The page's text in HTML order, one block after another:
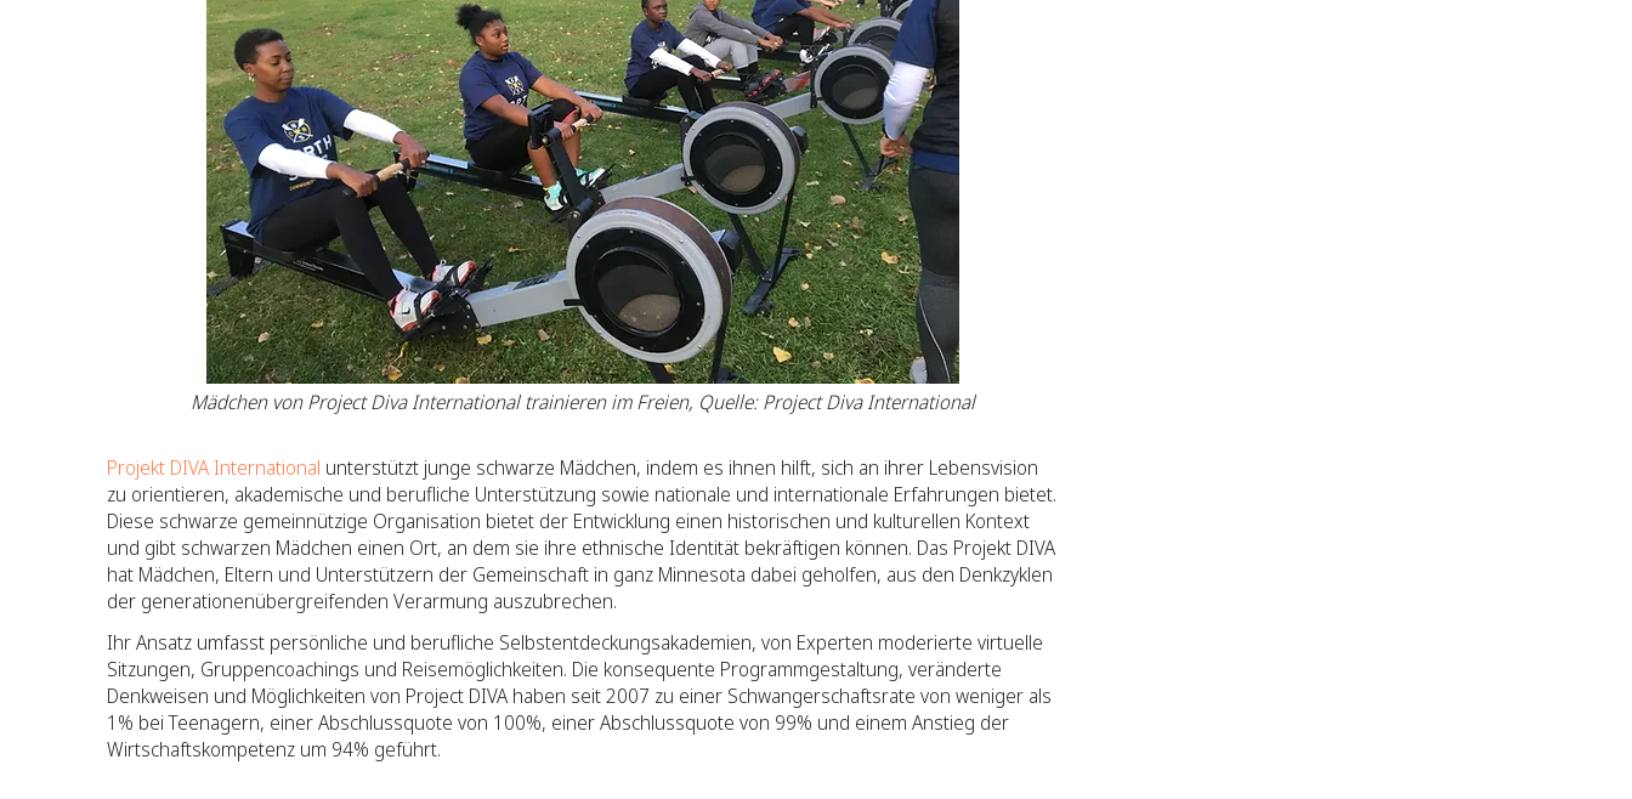
Mädchen von Project Diva International trainieren im Freien, Quelle: Project Diva International
Projekt DIVA International unterstützt junge schwarze Mädchen, indem es ihnen hilft, sich an ihrer Lebensvision
zu orientieren, akademische und berufliche Unterstützung sowie nationale und internationale Erfahrungen bietet.
Diese schwarze gemeinnützige Organisation bietet der Entwicklung einen historischen und kulturellen Kontext
und gibt schwarzen Mädchen einen Ort, an dem sie ihre ethnische Identität bekräftigen können. Das Projekt DIVA
hat Mädchen, Eltern und Unterstützern der Gemeinschaft in ganz Minnesota dabei geholfen, aus den Denkzyklen
der generationenübergreifenden Verarmung auszubrechen.
Ihr Ansatz umfasst persönliche und berufliche Selbstentdeckungsakademien, von Experten moderierte virtuelle
Sitzungen, Gruppencoachings und Reisemöglichkeiten. Die konsequente Programmgestaltung, veränderte
Denkweisen und Möglichkeiten von Project DIVA haben seit 2007 zu einer Schwangerschaftsrate von weniger als
1% bei Teenagern, einer Abschlussquote von 100%, einer Abschlussquote von 99% und einem Anstieg der
Wirtschaftskompetenz um 94% geführt.